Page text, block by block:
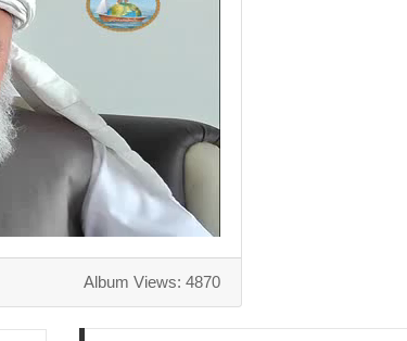
Album Views: 4870